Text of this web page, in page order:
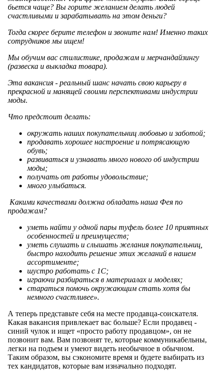
бьется чаще? Вы горите желанием делать людей
счастливыми и зарабатывать на этом деньги?
Тогда скорее берите телефон и звоните нам! Именно таких
сотрудников мы ищем!
Мы обучим вас стилистике, продажам и мерчандайзингу
(развеска и выкладка товара).
Эта вакансия - реальный шанс начать свою карьеру в
прекрасной и манящей своими перспективами индустрии
моды.
Что предстоит делать:
окружать наших покупательниц любовью и заботой;
продавать хорошее настроение и потрясающую
обувь;
развиваться и узнавать много нового об индустрии
моды;
получать от работы удовольствие;
много улыбаться.
Какими качествами должна обладать наша Фея по
продажам?
уметь найти у одной пары туфель более 10 приятных
особенностей и преимуществ;
уметь слушать и слышать желания покупательниц,
быстро находить решение этих желаний в нашем
ассортименте;
шустро работать с 1С;
играючи разбираться в материалах и моделях;
стараться помочь окружающим стать хотя бы
немного счастливее».
А теперь представьте себя на месте продавца-соискателя.
Какая вакансия привлекает вас больше? Если продавец -
синий чулок и ищет «просто работу продавцом», он не
позвонит вам. Вам позвонят те, которые коммуникабельны,
легки на подъем и умеют видеть необычное в обычном.
Таким образом, вы сэкономите время и будете выбирать из
тех кандидатов, которые вам изначально подходят.